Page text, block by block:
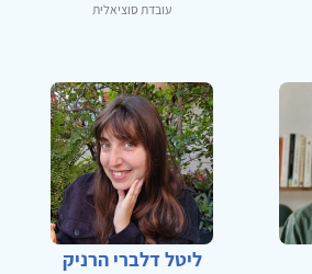
עובדת סוציאלית
ליטל דלברי הרניק